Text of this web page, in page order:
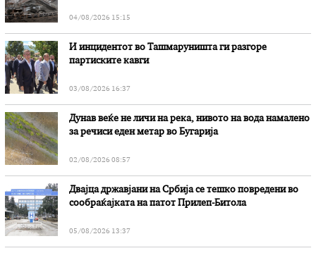
04/08/2026 15:15
И инцидентот во Ташмаруништa ги разгоре
партиските кавги
03/08/2026 16:37
Дунав веќе не личи на река, нивото на вода намалено
за речиси еден метар во Бугарија
02/08/2026 08:57
Двајца државјани на Србија се тешко повредени во
сообраќајката на патот Прилеп-Битола
05/08/2026 13:37